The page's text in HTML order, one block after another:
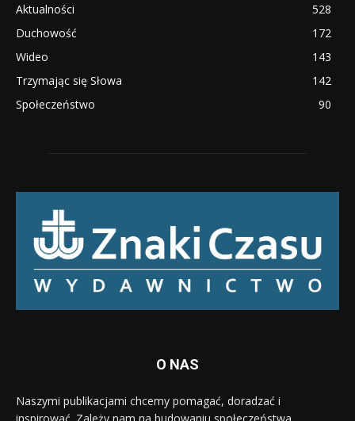
Aktualności
528
Duchowość
172
Wideo
143
Trzymając się Słowa
142
Społeczeństwo
90
O NAS
Naszymi publikacjami chcemy pomagać, doradzać i